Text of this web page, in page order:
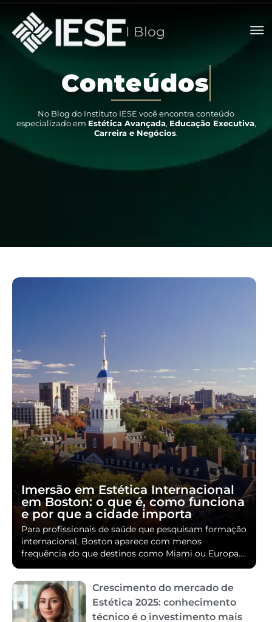
I Blog
Conteúdos
No Blog do Instituto IESE você encontra conteúdo
especializado em Estética Avançada, Educação Executiva,
Carreira e Negócios.
Imersão em Estética Internacional
em Boston: o que é, como funciona
e por que a cidade importa
Para profissionais de saúde que pesquisam formação
internacional, Boston aparece com menos
frequência do que destinos como Miami ou Europa....
Crescimento do mercado de
Estética 2025: conhecimento
técnico é o investimento mais